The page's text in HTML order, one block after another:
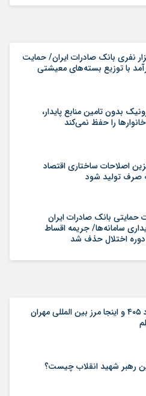
۱۲ هزار نفری بانک صادرات ایران/ حمایت
با توزیع بسته‌های معیشتی
بدون تامین منابع پایدار،
را حفظ نمی‌کند
اصلاحات ساختاری اقتصاد
صرف تولید شود
حمایتی بانک صادرات ایران
سامانه‌ها/ جریمه اقساط
اختلال حذف شد
امروز ۶ مرداد ۴۰۵ و اینجا مرز بین المللی مهران
رهبر شهید انقلاب چیست؟